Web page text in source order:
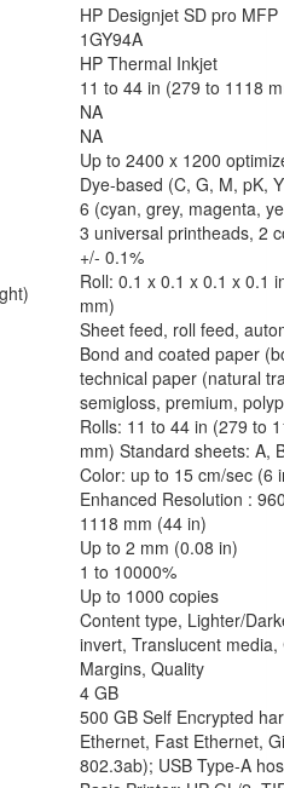
HP Designjet SD pro MFP
1GY94A
HP Thermal Inkjet
11 to 44 in (279 to 1118
NA
NA
Up to 2400 x 1200
Dye-based (C, G, M, pK,
6 (cyan, grey, magenta,
3 universal printheads, 2
+/- 0.1%
Roll: 0.1 x 0.1 x 0.1 x 0.1
mm)
Sheet feed, roll feed,
Bond and coated paper
technical paper (natural
semigloss, premium,
Rolls: 11 to 44 in (279 to
mm) Standard sheets: A,
Color: up to 15 cm/sec (6
Enhanced Resolution :
1118 mm (44 in)
Up to 2 mm (0.08 in)
1 to 10000%
Up to 1000 copies
Content type, Lighter/
invert, Translucent
Margins, Quality
4 GB
500 GB Self Encrypted
Ethernet, Fast Ethernet,
802.3ab); USB Type-A